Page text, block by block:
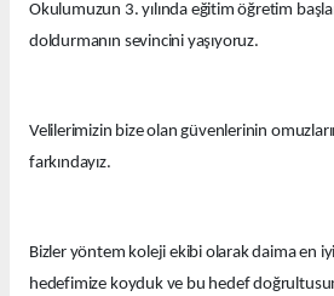
Okulumuzun 3. yılında eğitim öğretim
doldurmanın sevincini yaşıyoruz.
Velilerimizin bize olan güvenlerinin
farkındayız.
Bizler yöntem koleji ekibi olarak daima en iyi
hedefimize koyduk ve bu hedef